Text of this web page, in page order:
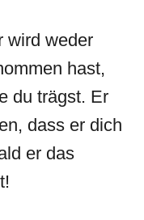
wird weder
hast,
du trägst. Er
dass er dich
er das